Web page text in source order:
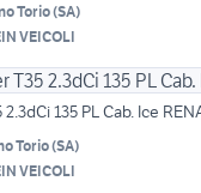
Torio(SA)
VEICOLI
135 PL Cab. Ice
Torio(SA)
VEICOLI